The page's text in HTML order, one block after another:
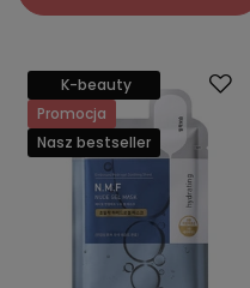
K-beauty
Promocja
Nasz bestseller